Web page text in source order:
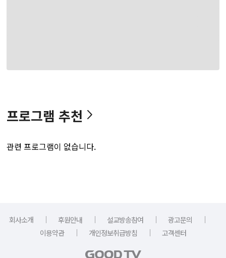
프로그램 추천
관련 프로그램이 없습니다.
회사소개 ｜ 후원안내 ｜ 설교방송참여 ｜ 광고문의
｜
이용약관
｜ 개인정보취급방침 ｜ 고객센터